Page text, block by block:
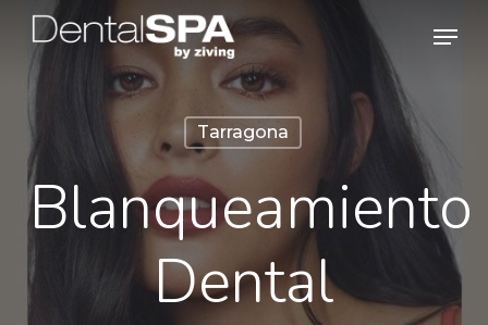
Skip
Menu
Tarragona
Blanqueamiento
Dental